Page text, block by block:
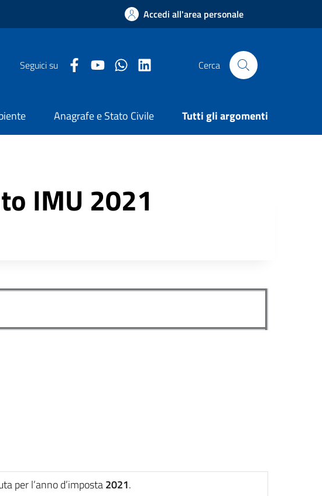
Accedi all'area personale
Seguici su Facebook Comune di Arezzo
Youtube Comune di Arezzo
Twitter Comune di Arezzo
LinkedIn Comune di Arezzo
Cerca
Anagrafe e Stato Civile Tutti gli argomenti
IMU 2021
per l’anno d’imposta2021.